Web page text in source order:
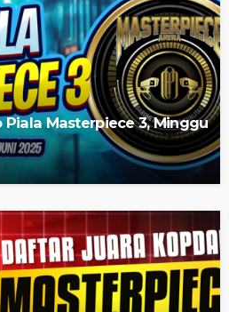
Piala Masterpiece 3, Minggu